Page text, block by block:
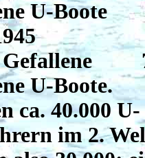
U-Boote
Gefallene
U-Boote.
ca. 40.000 U-
im 2.